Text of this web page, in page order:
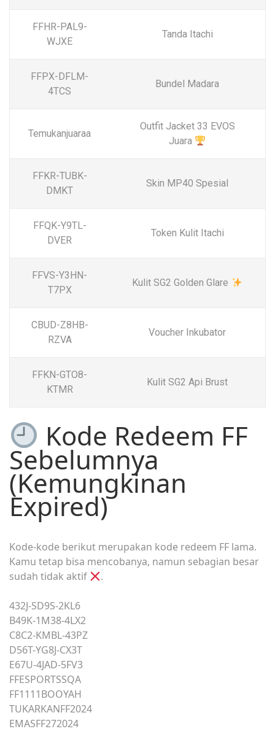
FFHR-PAL9-
WJXE
Tanda Itachi
FFPX-DFLM-
4TCS
Bundel Madara
Temukanjuaraa
Outfit Jacket 33 EVOS
Juara
FFKR-TUBK-
DMKT
Skin MP40 Spesial
FFQK-Y9TL-
DVER
Token Kulit Itachi
FFVS-Y3HN-
T7PX
Kulit SG2 Golden Glare
CBUD-Z8HB-
RZVA
Voucher Inkubator
FFKN-GTO8-
KTMR
Kulit SG2 Api Brust
Kode Redeem FF
Sebelumnya
(Kemungkinan
Expired)
Kode-kode berikut merupakan kode redeem FF lama.
Kamu tetap bisa mencobanya, namun sebagian besar
sudah tidak aktif
.
432J-SD9S-2KL6
B49K-1M38-4LX2
C8C2-KMBL-43PZ
D56T-YG8J-CX3T
E67U-4JAD-5FV3
FFESPORTSSQA
FF1111BOOYAH
TUKARKANFF2024
EMASFF272024